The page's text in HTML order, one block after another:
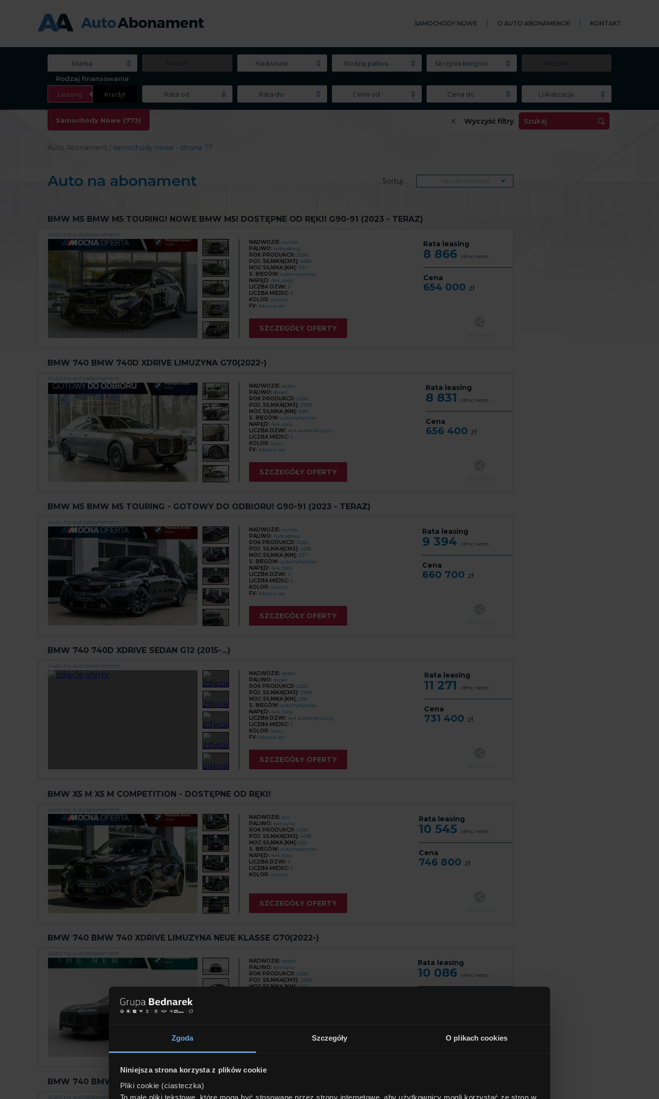
Zgoda Szczegóły O plikach cookies
Niniejsza strona korzysta z plików cookie
Pliki cookie (ciasteczka)
To małe pliki tekstowe, które mogą być stosowane przez strony internetowe, aby użytkownicy mogli korzystać ze stron w
SAMOCHODY NOWE O AUTO ABONAMENCIE KONTAKT
Marka Model Nadwozie Rodzaj paliwa Skrzynia biegów
Rocznik
Rodzaj finansowania
Leasing
Kredyt Rata od Rata do Cena od Cena do Lokalizacja
Samochody Nowe (773) Wyczyść filtry Szukaj
Auto Abonament samochody nowe - strona 77
Auto na abonament Sortuj: rata od najniższej
BMW M5 BMW M5 TOURING! NOWE BMW M5! DOSTĘPNE OD RĘKI! G90-91 (2023 - TERAZ)
Auto na autoabonament
NADWOZIE: combi
PALIWO: hybrydowy
ROK PRODUKCJI: 2026
POJ. SILNIKA[CM3]: 4395
MOC SILNIKA [KM]: 727
S. BIEGÓW: automatyczna
NAPĘD: 4x4_staly
LICZBA DZWI: 5
LICZBA MIEJSC: 5
KOLOR: czarny
FV: faktura vat
SZCZEGÓŁY OFERTY
Rata leasing
8 866 zł/mc netto
Cena
654 000 zł
BMW 740 BMW 740D XDRIVE LIMUZYNA G70(2022-)
Auto na autoabonament
NADWOZIE: sedan
PALIWO: diesel
ROK PRODUKCJI: 2026
POJ. SILNIKA[CM3]: 2993
MOC SILNIKA [KM]: 299
S. BIEGÓW: automatyczna
NAPĘD: 4x4_staly
LICZBA DZWI: 4x4 automatyczny
LICZBA MIEJSC: 5
KOLOR: szary
FV: faktura vat
SZCZEGÓŁY OFERTY
Rata leasing
8 831 zł/mc netto
Cena
656 400 zł
BMW M5 BMW M5 TOURING - GOTOWY DO ODBIORU! G90-91 (2023 - TERAZ)
Auto na autoabonament
NADWOZIE: combi
PALIWO: hybrydowy
ROK PRODUKCJI: 2026
POJ. SILNIKA[CM3]: 4395
MOC SILNIKA [KM]: 727
S. BIEGÓW: automatyczna
NAPĘD: 4x4_staly
LICZBA DZWI: 5
LICZBA MIEJSC: 5
KOLOR: czarny
FV: faktura vat
SZCZEGÓŁY OFERTY
Rata leasing
9 394 zł/mc netto
Cena
660 700 zł
BMW 740 740D XDRIVE SEDAN G12 (2015-...)
Auto na autoabonament
NADWOZIE: sedan
PALIWO: diesel
ROK PRODUKCJI: 2022
POJ. SILNIKA[CM3]: 2993
MOC SILNIKA [KM]: 286
S. BIEGÓW: automatyczna
NAPĘD: 4x4_staly
LICZBA DZWI: 4x4 automatyczny
LICZBA MIEJSC: 5
KOLOR: szary
FV: faktura vat
SZCZEGÓŁY OFERTY
Rata leasing
11 271 zł/mc netto
Cena
731 400 zł
BMW X5 M X5 M COMPETITION - DOSTĘPNE OD RĘKI!
Auto na autoabonament
NADWOZIE: suv
PALIWO: benzyna
ROK PRODUKCJI: 2026
POJ. SILNIKA[CM3]: 4395
MOC SILNIKA [KM]: 625
S. BIEGÓW: automatyczna
NAPĘD: 4x4_staly
LICZBA DZWI: 5
LICZBA MIEJSC: 5
KOLOR: czarny
SZCZEGÓŁY OFERTY
Rata leasing
10 545 zł/mc netto
Cena
746 800 zł
BMW 740 BMW 740 XDRIVE LIMUZYNA NEUE KLASSE G70(2022-)
Auto na autoabonament
NADWOZIE: sedan
PALIWO: benzyna
ROK PRODUKCJI: 2026
POJ. SILNIKA[CM3]: 2998
MOC SILNIKA [KM]: 400
Rata leasing
10 086 zł/mc netto
BMW 740 BMW 740 XDRIVE LIMUZYNA NEUE KLASSE G70(2022-)
Auto na autoabonament